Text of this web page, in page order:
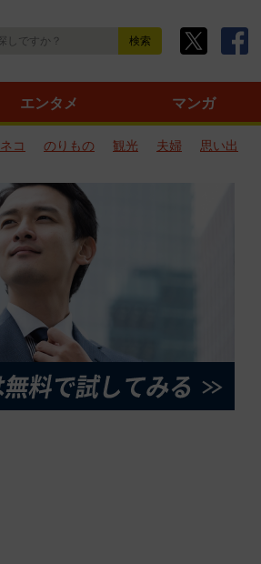
エンタメ マンガ
ネコ のりもの 観光 夫婦
思い出